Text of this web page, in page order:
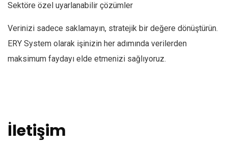
Sektöre özel uyarlanabilir çözümler
Verinizi sadece saklamayın, stratejik bir değere dönüştürün.
ERY System olarak işinizin her adımında verilerden
maksimum faydayı elde etmenizi sağlıyoruz.
İletişim